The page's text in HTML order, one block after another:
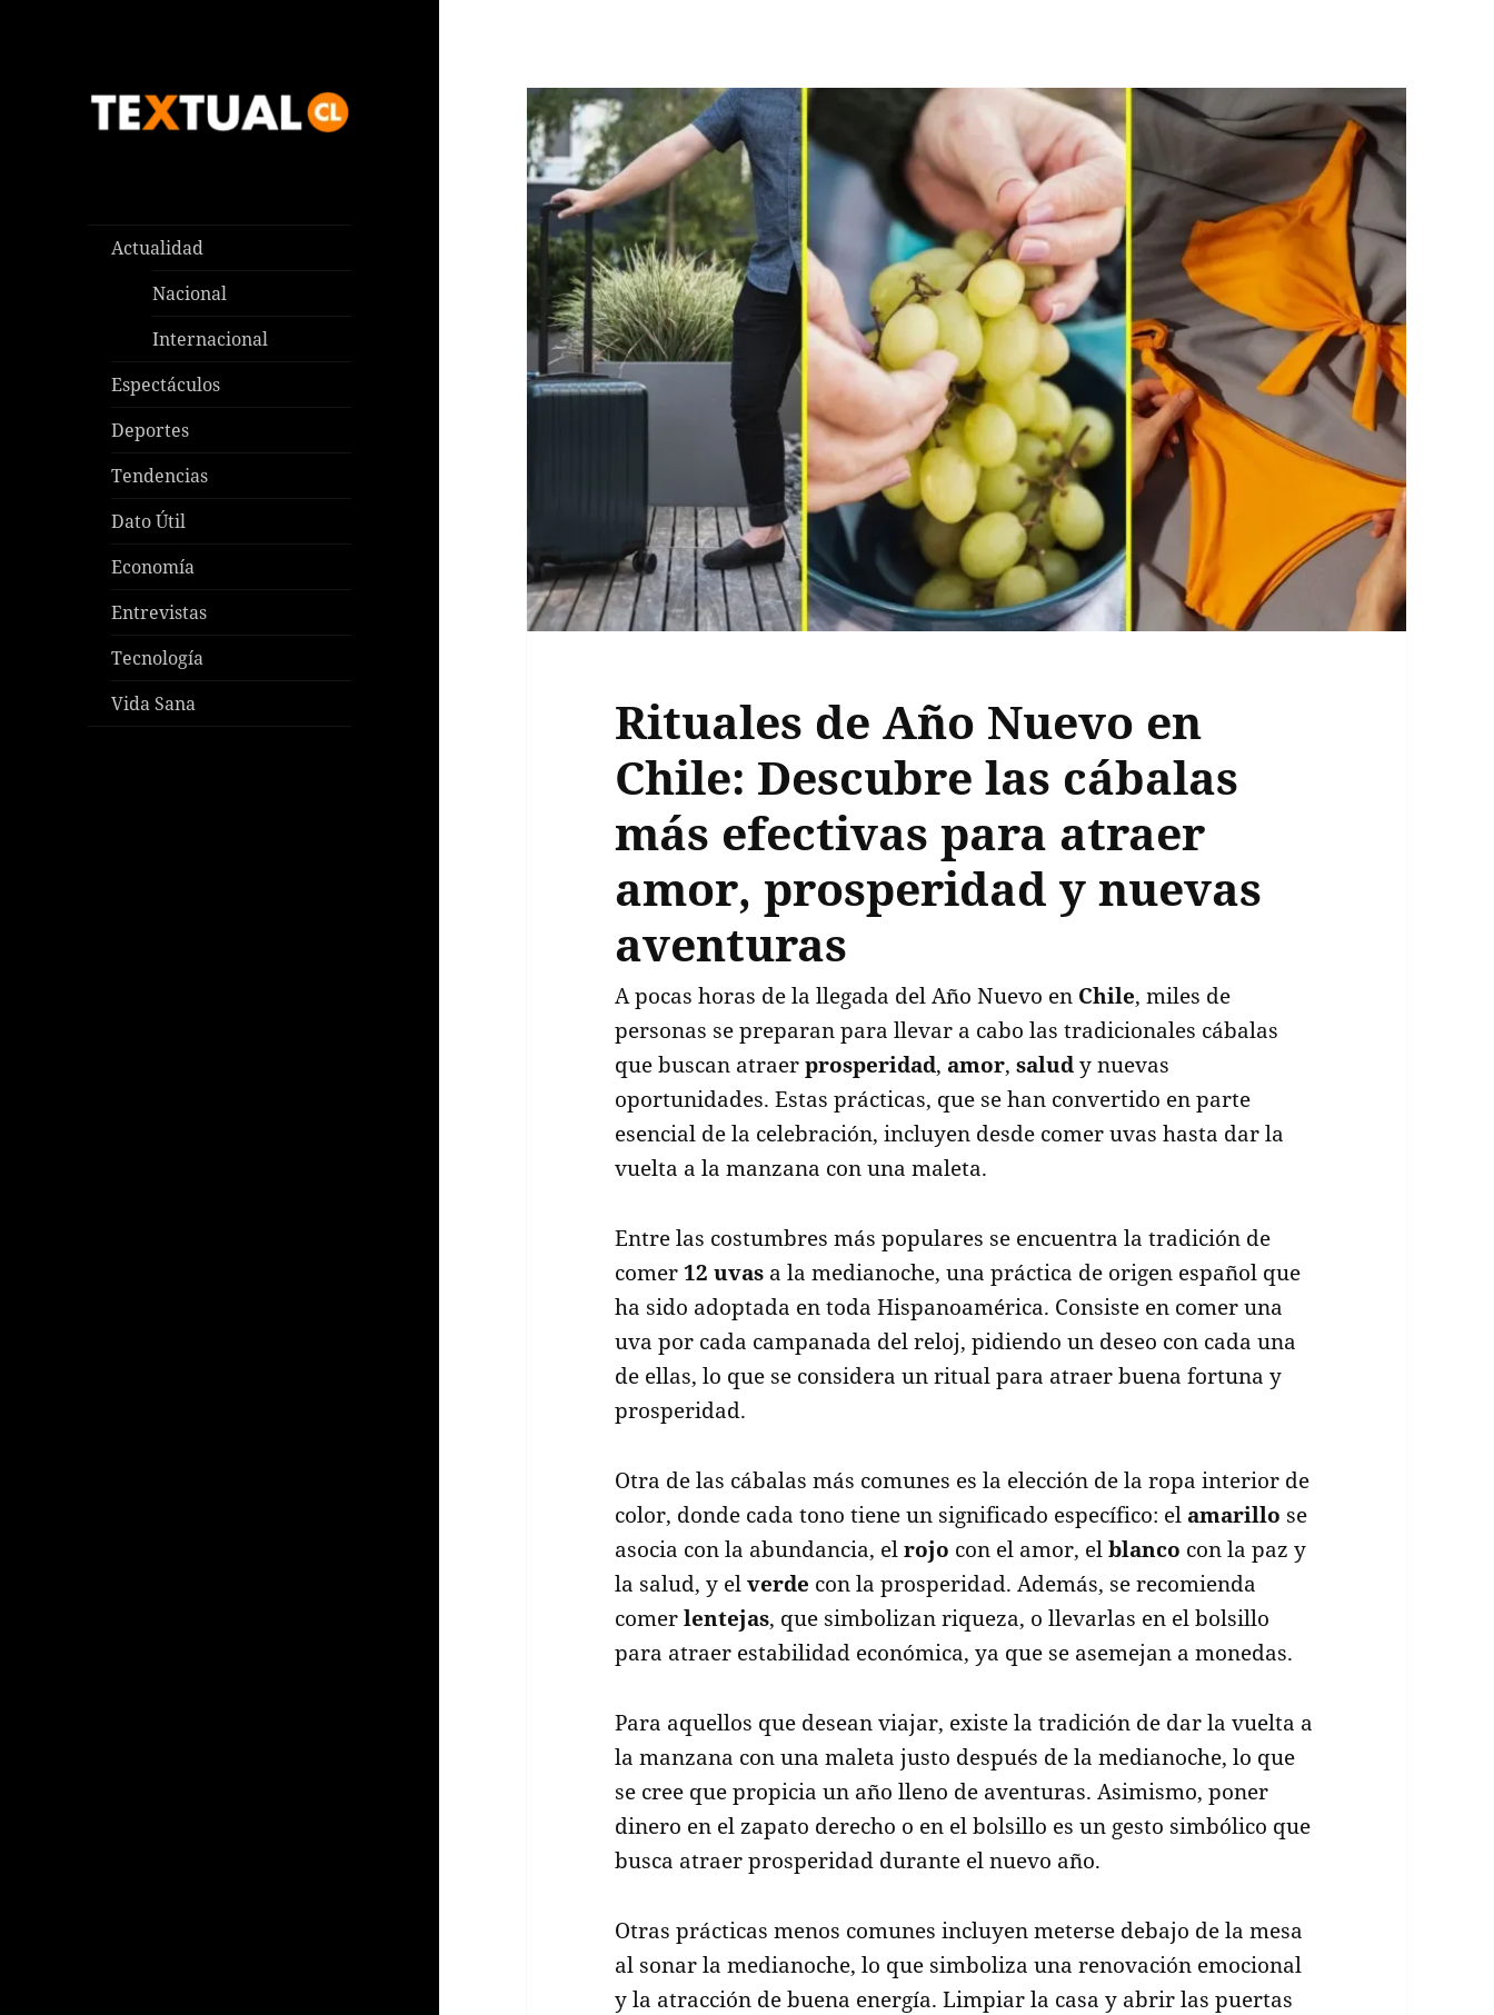
Actualidad
Nacional
Internacional
Espectáculos
Deportes
Tendencias
Dato Útil
Economía
Entrevistas
Tecnología
Vida Sana
Rituales de Año Nuevo en
Chile: Descubre las cábalas
más efectivas para atraer
amor, prosperidad y nuevas
aventuras
A pocas horas de la llegada del Año Nuevo en Chile, miles de
personas se preparan para llevar a cabo las tradicionales cábalas
que buscan atraerprosperidad, amor,saludy nuevas
oportunidades. Estas prácticas, que se han convertido en parte
esencial de la celebración, incluyen desde comer uvas hasta dar la
vuelta a la manzana con una maleta.
Entre las costumbres más populares se encuentra la tradición de
comer 12 uvas a la medianoche, una práctica de origen español que
ha sido adoptada en toda Hispanoamérica. Consiste en comer una
uva por cada campanada del reloj, pidiendo un deseo con cada una
de ellas, lo que se considera un ritual para atraer buena fortuna y
prosperidad.
Otra de las cábalas más comunes es la elección de la ropa interior de
color, donde cada tono tiene un significado específico: el amarillo se
asocia con la abundancia, elrojo con el amor, elblanco con la paz y
la salud, y elverde con la prosperidad. Además, se recomienda
comerlentejas, que simbolizan riqueza, o llevarlas en el bolsillo
para atraer estabilidad económica, ya que se asemejan a monedas.
Para aquellos que desean viajar, existe la tradición de dar la vuelta a
la manzana con una maleta justo después de la medianoche, lo que
se cree que propicia un año lleno de aventuras. Asimismo, poner
dinero en el zapato derecho o en el bolsillo es un gesto simbólico que
busca atraer prosperidad durante el nuevo año.
Otras prácticas menos comunes incluyen meterse debajo de la mesa
al sonar la medianoche, lo que simboliza una renovación emocional
y la atracción de buena energía. Limpiar la casa y abrir las puertas